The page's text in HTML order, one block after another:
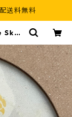
送料無料